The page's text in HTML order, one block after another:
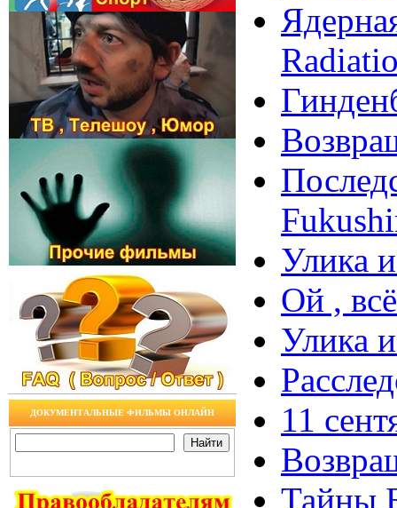
ДОКУМЕНТАЛЬНЫЕ ФИЛЬМЫ ОНЛАЙН
Улика
Ой ,
Улика
11
Тайны